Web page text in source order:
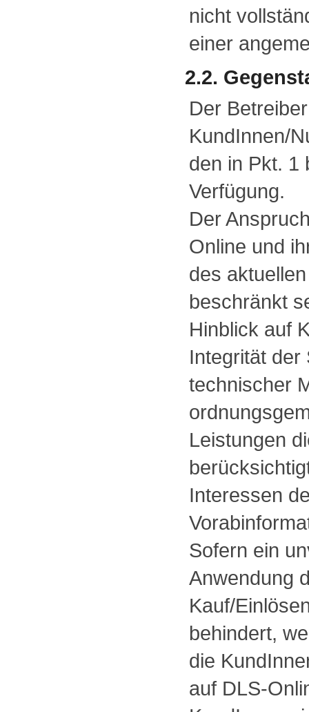
nicht
einer
2.2.
Der
KundInnen/
den in Pkt. 1
Verfügung.
Der
Online und
des
beschränkt
Hinblick auf
Integrität
technischer
Leistungen
Interessen
Sofern ein
Anwendung
Kauf/
behindert,
die
auf DLS-